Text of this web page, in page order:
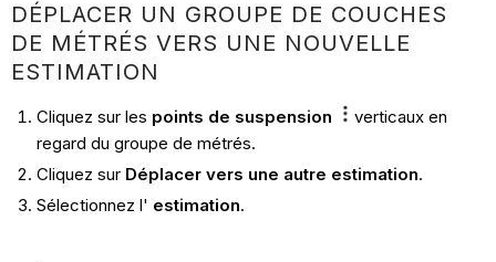
DÉPLACER UN GROUPE DE COUCHES
DE MÉTRÉS VERS UNE NOUVELLE
ESTIMATION
Cliquez sur les points de suspension
verticaux en
regard du groupe de métrés.
Cliquez sur Déplacer vers une autre estimation.
Sélectionnez l' estimation.